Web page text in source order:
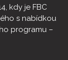
kdy je FBC
s nabídkou
programu –